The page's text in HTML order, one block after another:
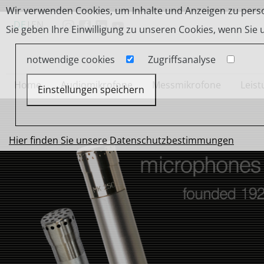
Wir verwenden Cookies, um Inhalte und Anzeigen zu
Sie geben Ihre Einwilligung zu unseren Cookies, wenn
notwendige cookies Zugriffsanalyse
Einstellungen speichern
Hier finden Sie unsere Datenschutzbestimmungen
DE|EN
Home Audiomikrofone Messmikrofone